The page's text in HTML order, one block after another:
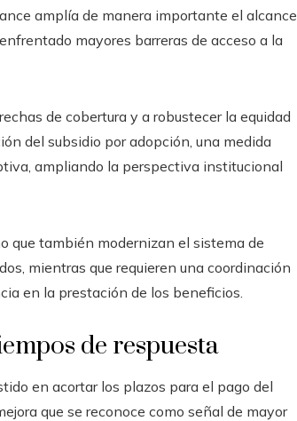
amplía de manera importante el alcance
mayores barreras de acceso a la
de cobertura y a robustecer la equidad
del subsidio por adopción, una medida
ampliando la perspectiva institucional
que también modernizan el sistema de
mientras que requieren una coordinación
en la prestación de los beneficios.
de respuesta
en acortar los plazos para el pago del
que se reconoce como señal de mayor